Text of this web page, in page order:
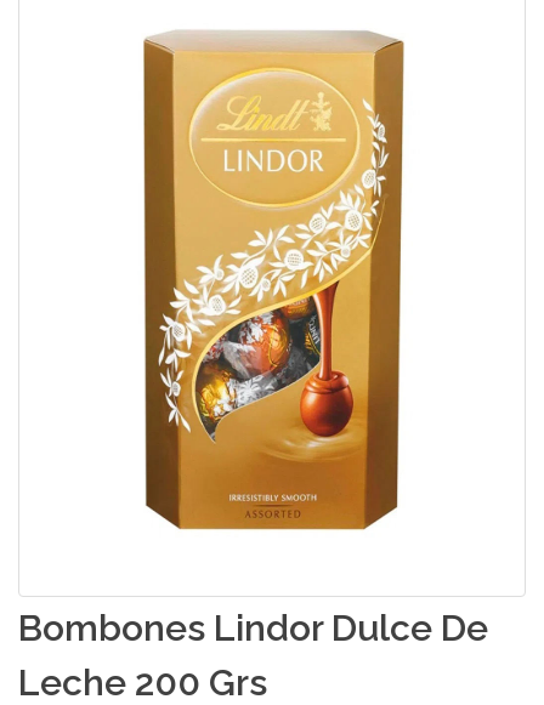
Bombones Lindor Dulce De
Leche 200 Grs